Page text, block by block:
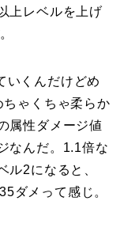
上レベルを上げ
いくんだけどめ
ゃくちゃ柔らか
属性ダメージ値
なんだ。1.1倍な
ル2になると、
ダメって感じ。